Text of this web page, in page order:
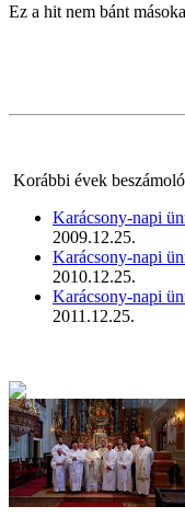
Ez a hit nem bánt
Korábbi évek
Karácsony-napi
2009.12.25.
Karácsony-napi
2010.12.25.
Karácsony-napi
2011.12.25.